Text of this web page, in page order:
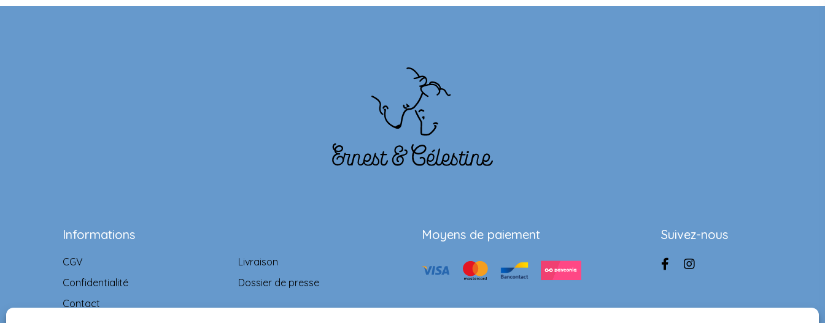
Informations
CGV
Confidentialité
Contact
Livraison
Dossier de presse
Moyens de paiement Suivez-nous